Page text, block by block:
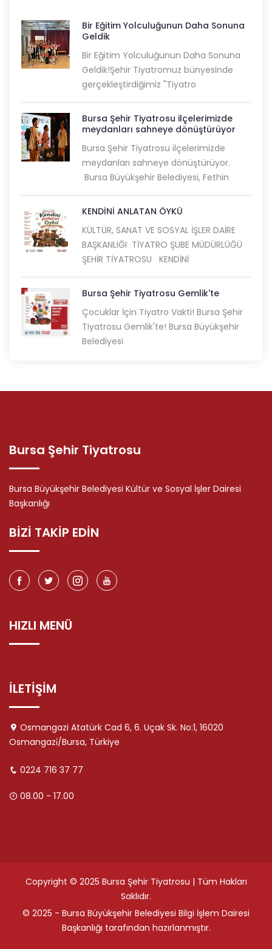
Bir Eğitim Yolculuğunun Daha Sonuna
Geldik
Bir Eğitim Yolculuğunun Daha Sonuna
Geldik!Şehir Tiyatromuz bünyesinde
gerçekleştirdiğimiz "Tiyatro
Bursa Şehir Tiyatrosu ilçelerimizde
meydanları sahneye dönüştürüyor
Bursa Şehir Tiyatrosu ilçelerimizde
meydanları sahneye dönüştürüyor.
Bursa Büyükşehir Belediyesi, Fethin
KENDİNİ ANLATAN ÖYKÜ
KÜLTÜR, SANAT VE SOSYAL İŞLER DAİRE
BAŞKANLIĞI TİYATRO ŞUBE MÜDÜRLÜĞÜ
ŞEHİR TİYATROSU KENDİNİ
Bursa Şehir Tiyatrosu Gemlik'te
Çocuklar İçin Tiyatro Vakti! Bursa Şehir
Tiyatrosu Gemlik'te! Bursa Büyükşehir
Belediyesi
Bursa Şehir Tiyatrosu
Bursa Büyükşehir Belediyesi Kültür ve Sosyal İşler Dairesi
Başkanlığı
BİZİ TAKİP EDİN
HIZLI MENÜ
İLETİŞİM
Osmangazi Atatürk Cad 6, 6. Uçak Sk. No:1, 16020
Osmangazi̇/Bursa, Türkiye
0224 716 37 77
08.00 - 17.00
Copyright © 2025 Bursa Şehir Tiyatrosu | Tüm Hakları
Saklıdır.
© 2025 - Bursa Büyükşehir Belediyesi Bilgi İşlem Dairesi
Başkanlığı tarafından hazırlanmıştır.